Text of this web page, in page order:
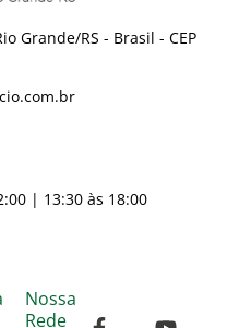
Grande/RS - Brasil - CEP
| 13:30 às 18:00
Nossa
Rede